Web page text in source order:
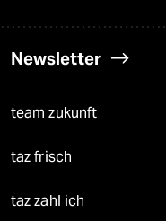
Newsletter
team zukunft
taz frisch
taz zahl ich